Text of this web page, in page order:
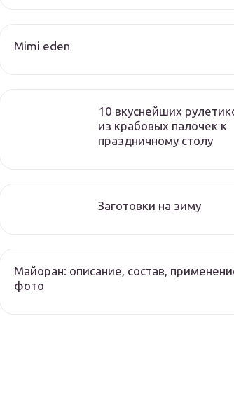
Mimi eden
10 вкуснейших
из крабовых палочек к
праздничному столу
Заготовки на зиму
Майоран: описание, состав,
фото